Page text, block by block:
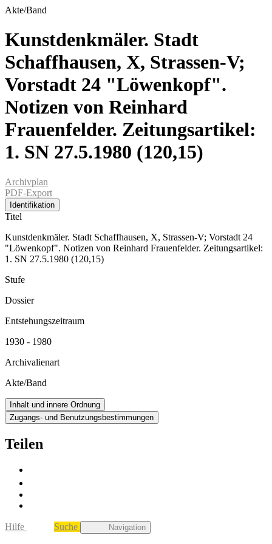
Akte/Band
Kunstdenkmäler. Stadt
Schaffhausen, X, Strassen-V;
Vorstadt 24 "Löwenkopf".
Notizen von Reinhard
Frauenfelder. Zeitungsartikel:
1. SN 27.5.1980 (120,15)
Archivplan
PDF-Export
Identifikation
Titel
Kunstdenkmäler. Stadt Schaffhausen, X, Strassen-V; Vorstadt 24
"Löwenkopf". Notizen von Reinhard Frauenfelder. Zeitungsartikel:
1. SN 27.5.1980 (120,15)
Stufe
Dossier
Entstehungszeitraum
1930 - 1980
Archivalienart
Akte/Band
Inhalt und innere Ordnung
Zugangs- und Benutzungsbestimmungen
Teilen
Hilfe Suche Navigation